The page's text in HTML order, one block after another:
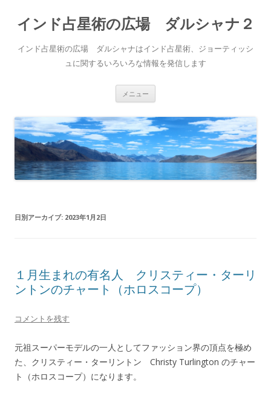
インド占星術の広場 ダルシャナ２
インド占星術の広場 ダルシャナはインド占星術、ジョーティッシ
ュに関するいろいろな情報を発信します
メニュー
ン
ツ
へ
ス
キ
ッ
プ
日別アーカイブ: 2023年1月2日
１月生まれの有名人 クリスティー・ターリ
ントンのチャート（ホロスコープ）
コメントを残す
元祖スーパーモデルの一人としてファッション界の頂点を極め
た、クリスティー・ターリントン Christy Turlington のチャー
ト（ホロスコープ）になります。